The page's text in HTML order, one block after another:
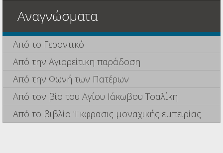
Αναγνώσματα
Από το Γεροντικό
Από την Αγιορείτικη παράδοση
Από την Φωνή των Πατέρων
Από τον βίο του Αγίου Ιάκωβου Τσαλίκη
Από το βιβλίο 'Εκφρασις μοναχικής εμπειρίας